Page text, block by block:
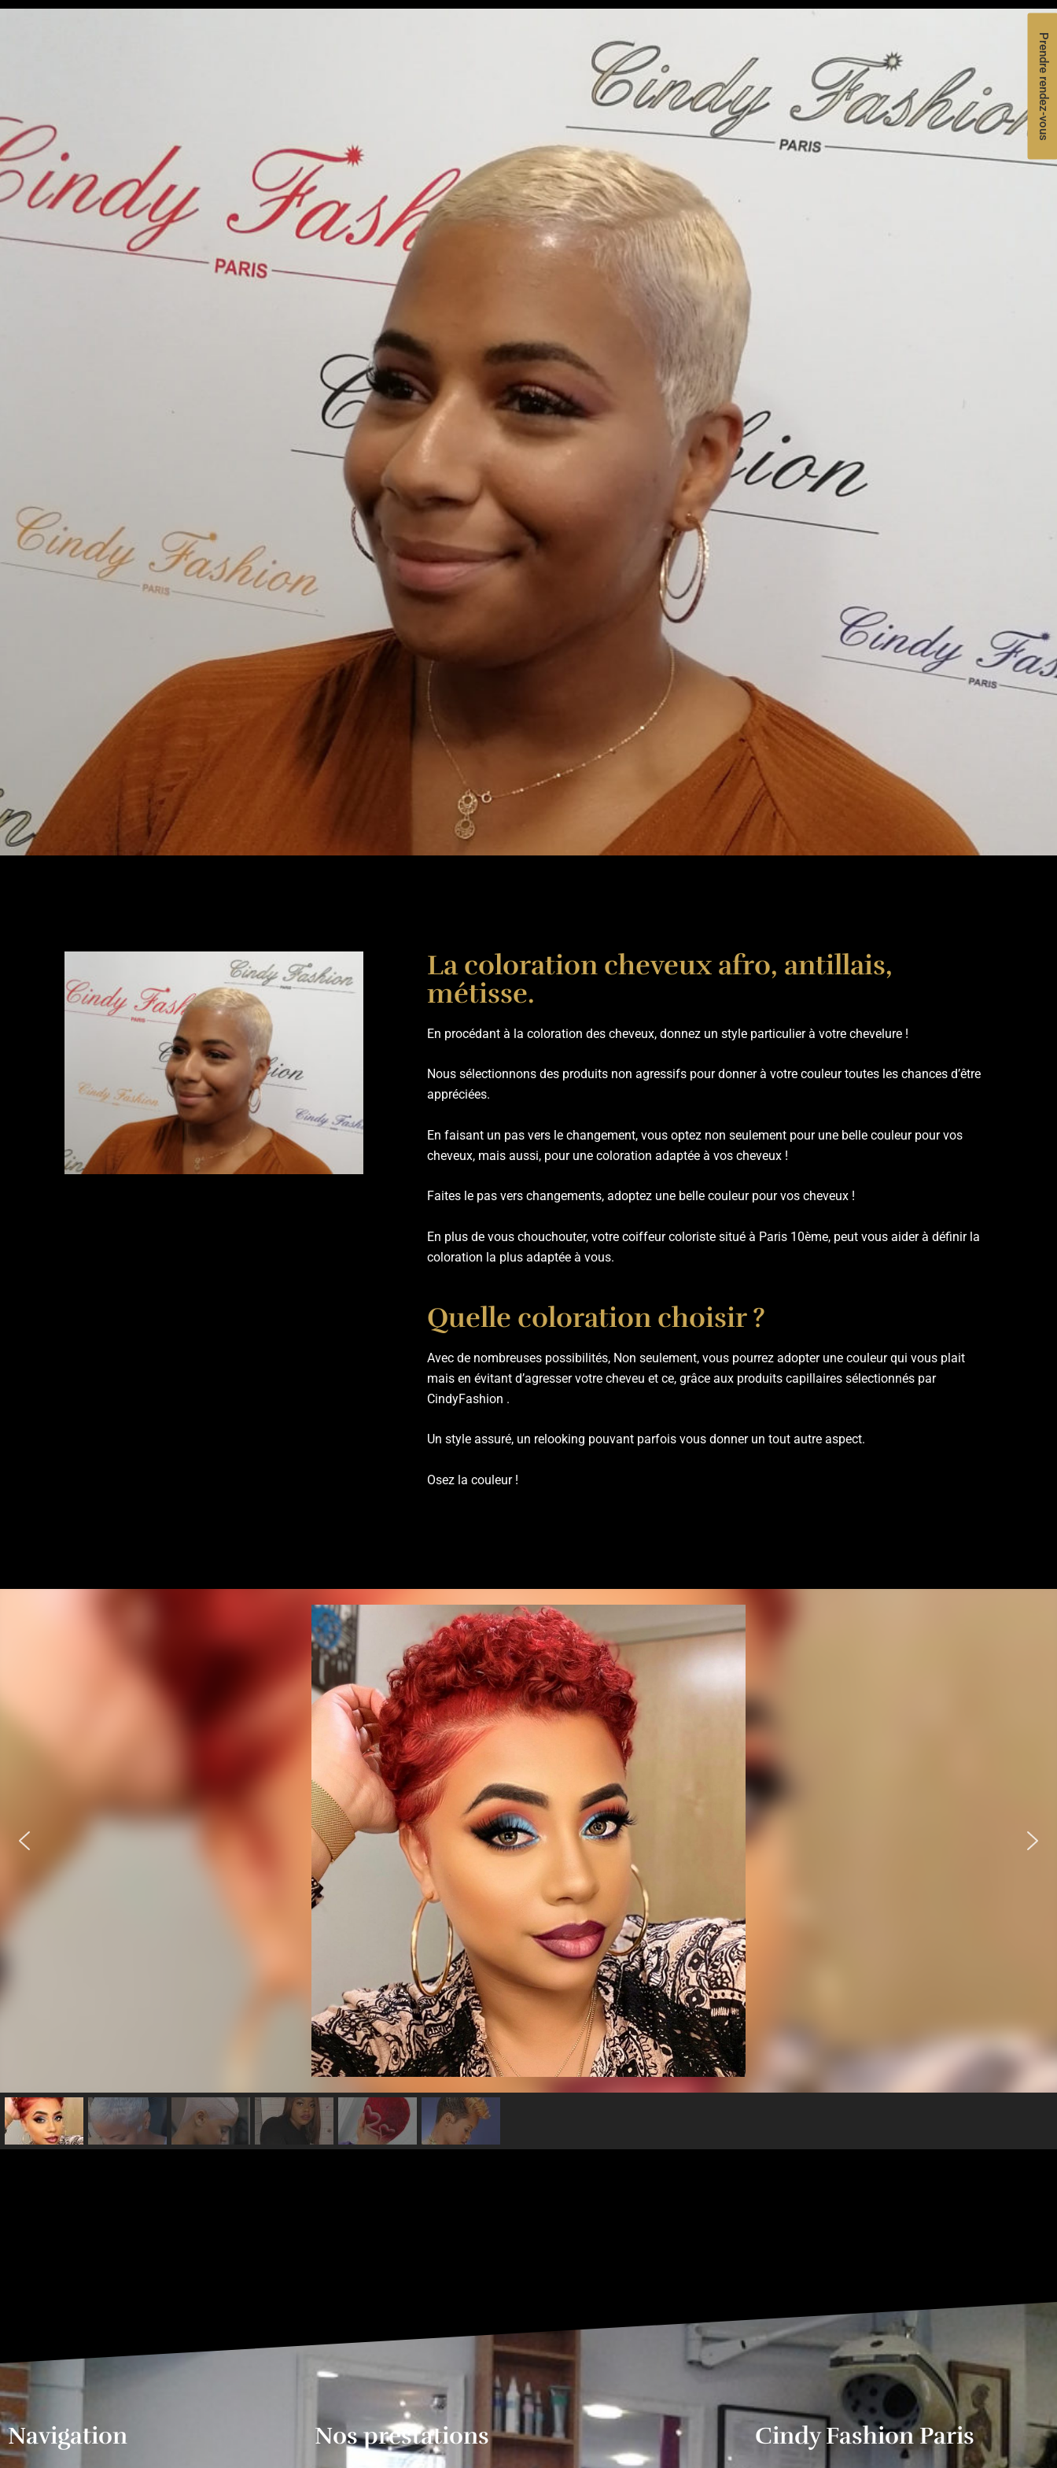
La coloration cheveux afro, antillais,
métisse.
En procédant à la coloration des cheveux, donnez un style particulier à votre chevelure !
Nous sélectionnons des produits non agressifs pour donner à votre couleur toutes les chances d’être
appréciées.
En faisant un pas vers le changement, vous optez non seulement pour une belle couleur pour vos
cheveux, mais aussi, pour une coloration adaptée à vos cheveux !
Faites le pas vers changements, adoptez une belle couleur pour vos cheveux !
En plus de vous chouchouter, votre coiffeur coloriste situé à Paris 10ème, peut vous aider à définir la
coloration la plus adaptée à vous.
Quelle coloration choisir ?
Avec de nombreuses possibilités, Non seulement, vous pourrez adopter une couleur qui vous plait
mais en évitant d’agresser votre cheveu et ce, grâce aux produits capillaires sélectionnés par
CindyFashion .
Un style assuré, un relooking pouvant parfois vous donner un tout autre aspect.
Osez la couleur !
Prendre rendez-vous
Navigation Nos prestations Cindy Fashion Paris